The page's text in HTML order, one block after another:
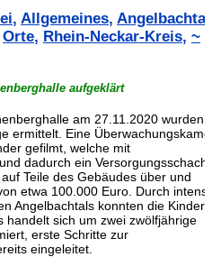
, Allgemeines, Angelbachtal
Orte, Rhein-Neckar-Kreis, ~
aufgeklärt
am 27.11.2020 wurden
ermittelt. Eine
gefilmt, welche mit
dadurch ein Versorgungsschacht
Teile des Gebäudes über und
etwa 100.000 Euro. Durch
Angelbachtals konnten die Kinder
handelt sich um zwei zwölfjährige
erste Schritte zur
eingeleitet.